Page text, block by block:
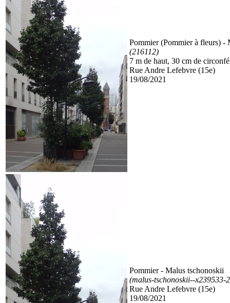
Pommier (Pommier à fleurs) -
(216112)
7 m de haut, 30 cm de
Rue Andre Lefebvre (15e)
19/08/2021
Pommier- Malus tschonoskii
(malus-tschonoskii--x239533-
Rue Andre Lefebvre (15e)
19/08/2021